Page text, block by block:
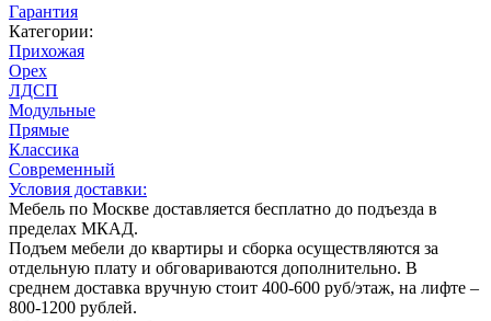
Гарантия
Категории:
Прихожая
Орех
ЛДСП
Модульные
Прямые
Классика
Современный
Условия доставки:
Мебель по Москве доставляется бесплатно до подъезда в
пределах МКАД.
Подъем мебели до квартиры и сборка осуществляются за
отдельную плату и обговариваются дополнительно. В
среднем доставка вручную стоит 400-600 руб/этаж, на лифте –
800-1200 рублей.